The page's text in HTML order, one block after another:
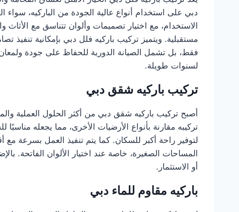
دبي على استخدام أنواع عالية الجودة من الباركيه، سواء
الاستخدام، مع اختيار تصميمات وألوان تتناسق مع الأثاث
مستقبلية. ويتميز تركيب باركيه فلل دبي بإمكانية
فقط، بل تشمل الصيانة الدورية للحفاظ على جودة
لسنوات طويلة.
تركيب باركيه شقق دبي
أصبح تركيب باركيه شقق دبي من أكثر الحلول العملية
تركيبه مقارنة بأنواع الأرضيات الأخرى، مما يجعله
لتوفير راحة أكبر للسكان. كما يتم تنفيذ العمل بسرعة
المساحات الصغيرة، خاصة عند اختيار الألوان الفاتحة.
أو الاستثمار.
باركيه مقاوم للماء دبي